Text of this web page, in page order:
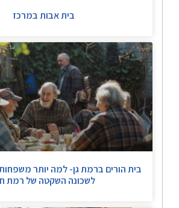
בית אבות במרכז
בית הורים ברמת גן- למה יותר
לשכונה השקטה של רמת